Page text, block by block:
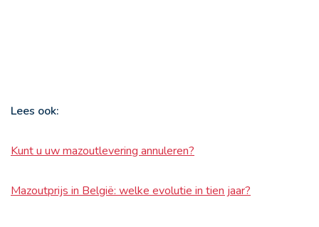
Lees ook:
Kunt u uw mazoutlevering annuleren?
Mazoutprijs in België: welke evolutie in tien jaar?